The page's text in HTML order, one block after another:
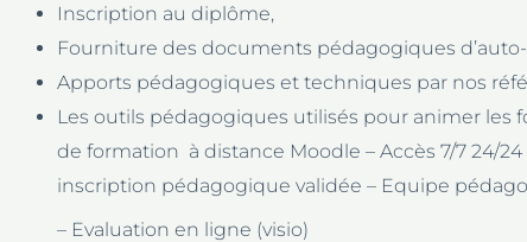
Inscription au diplôme,
Fourniture des documents pédagogiques
Apports pédagogiques et techniques par nos
Les outils pédagogiques utilisés pour animer les
de formation à distance Moodle – Accès 7/7 24/
inscription pédagogique validée – Equipe
– Evaluation en ligne (visio)